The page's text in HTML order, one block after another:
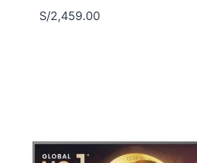
S/2,459.00